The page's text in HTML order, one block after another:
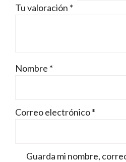
Tu valoración *
Nombre *
Correo electrónico*
Guarda mi nombre,